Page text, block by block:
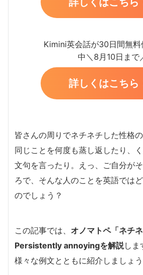
Kimini英会話が30日間無料
中＼8月10日まで
詳しくはこちら
皆さんの周りでネチネチした性格
同じことを何度も蒸し返したり、
文句を言ったり。えっ、ご自分が
ろで、そんな人のことを英語では
のでしょう？
この記事では、 オノマトペ「ネチ
Persistently annoyingを解説しま
様々な例文とともに紹介しましょう